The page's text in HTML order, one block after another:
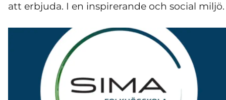
att erbjuda. I en inspirerande och social miljö.